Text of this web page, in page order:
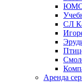
ЮМО,
СЛ
Аренда